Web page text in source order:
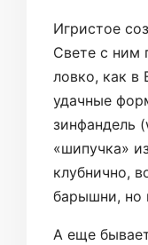
Игристое
Свете с ним
ловко, как в
удачные
зинфандель
«шипучка»
клубнично,
барышни, но
А еще